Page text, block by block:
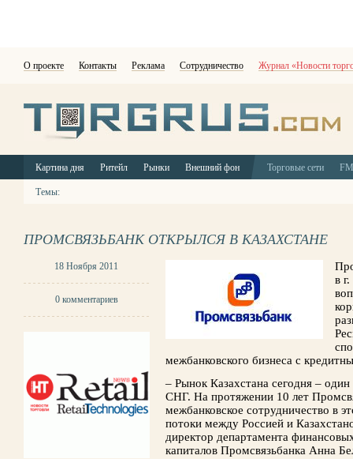
О проекте Контакты Реклама Сотрудничество Журнал «Новости
Картина дня Ритейл Рынки Внешний фон Торговые сети
Темы:
ПРОМСВЯЗЬБАНК ОТКРЫЛСЯ В КАЗАХСТАНЕ
18 Ноября 2011
0 комментариев
в
межбанковского бизнеса с
– Рынок Казахстана сегодня –
СНГ. На протяжении 10 лет
межбанковское сотрудничество в
потоки между Россией и
директор департамента
капиталов Промсвязьбанка Анна